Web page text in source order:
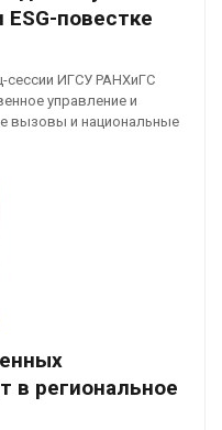
повестке
сессии ИГСУ РАНХиГС
управление и
вызовы и национальные
в региональное